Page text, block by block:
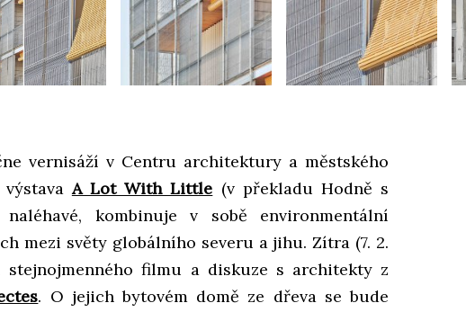
vernisáží v Centru architektury a městského
výstavaA Lot With Little (v překladu Hodně s
kombinuje v sobě environmentální
mezi světy globálního severu a jihu. Zítra (7. 2.
stejnojmenného filmu a diskuze s architekty z
. O jejich bytovém domě ze dřeva se bude